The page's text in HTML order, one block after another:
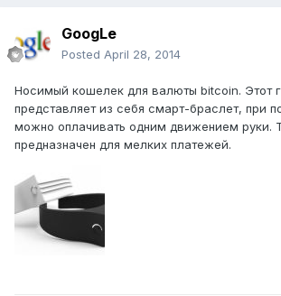
GoogLe
Posted April 28, 2014
Носимый кошелек для валюты bitcoin. Этот
представляет из себя смарт-браслет, при
можно оплачивать одним движением руки.
предназначен для мелких платежей.